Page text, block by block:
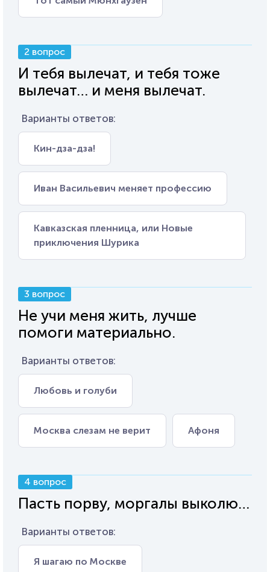
2 вопрос
И тебя вылечат, и тебя тоже
вылечат… и меня вылечат.
Варианты ответов:
Кин-дза-дза!
Иван Васильевич меняет профессию
Кавказская пленница, или Новые
приключения Шурика
3 вопрос
Не учи меня жить, лучше
помоги материально.
Варианты ответов:
Любовь и голуби
Москва слезам не верит Афоня
4 вопрос
Пасть порву, моргалы выколю…
Варианты ответов:
Я шагаю по Москве